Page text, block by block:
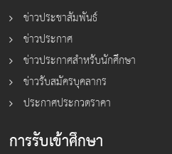
ข่าวประชาสัมพันธ์
ข่าวประกาศ
ข่าวประกาศสำหรับนักศึกษา
ข่าวรับสมัครบุคลากร
ประกาศประกวดราคา
การรับเข้าศึกษา